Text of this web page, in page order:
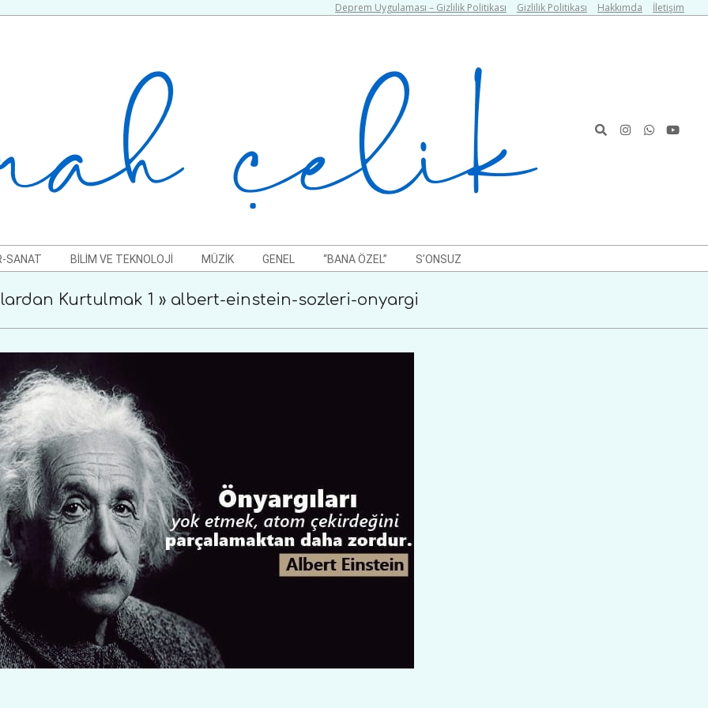
Deprem Uygulaması – Gizlilik Politikası Gizlilik Politikası Hakkımda İletişim
Search
SANAT BILIM VE TEKNOLOJI MÜZIK GENEL “BANA ÖZEL” S’ONSUZ
Kurtulmak 1 » albert-einstein-sozleri-onyargi